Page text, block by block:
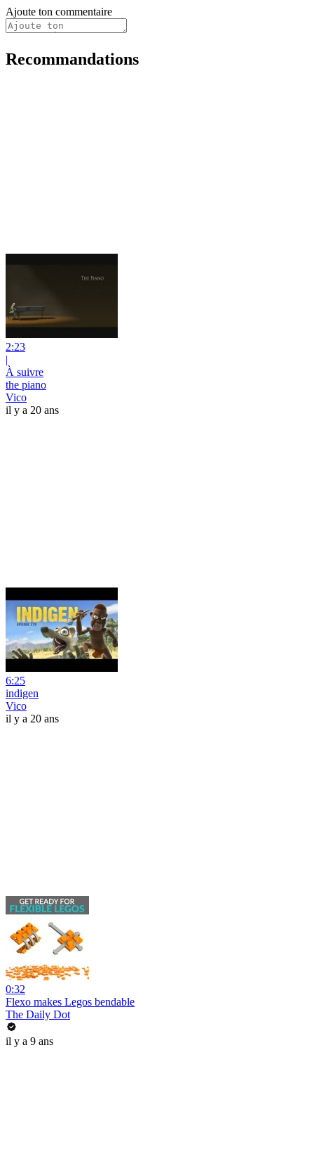
Ajoute ton commentaire
Recommandations
2:23
|
À suivre
the piano
Vico
il y a 20 ans
6:25
indigen
Vico
il y a 20 ans
0:32
Flexo makes Legos bendable
The Daily Dot
il y a 9 ans